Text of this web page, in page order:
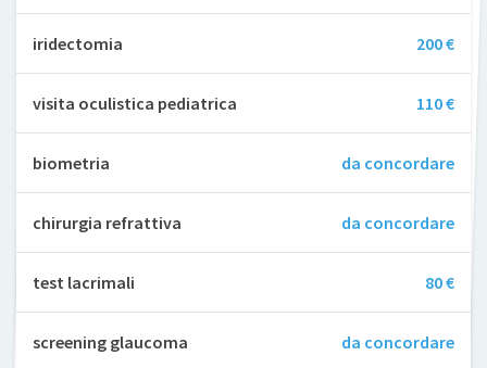
iridectomia 200 €
visita oculistica pediatrica 110 €
biometria da concordare
chirurgia refrattiva da concordare
test lacrimali 80 €
screening glaucoma da concordare